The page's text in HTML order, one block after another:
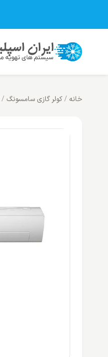
خانه /کولر گازی سامسونگ /